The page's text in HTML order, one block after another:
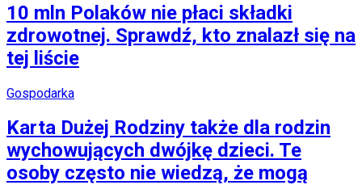
10 mln Polaków nie płaci składki
zdrowotnej. Sprawdź, kto znalazł się na
tej liście
Gospodarka
Karta Dużej Rodziny także dla rodzin
wychowujących dwójkę dzieci. Te
osoby często nie wiedzą, że mogą